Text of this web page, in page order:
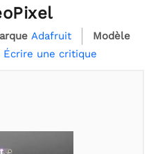
Adafruit
Modèle
Écrire une critique